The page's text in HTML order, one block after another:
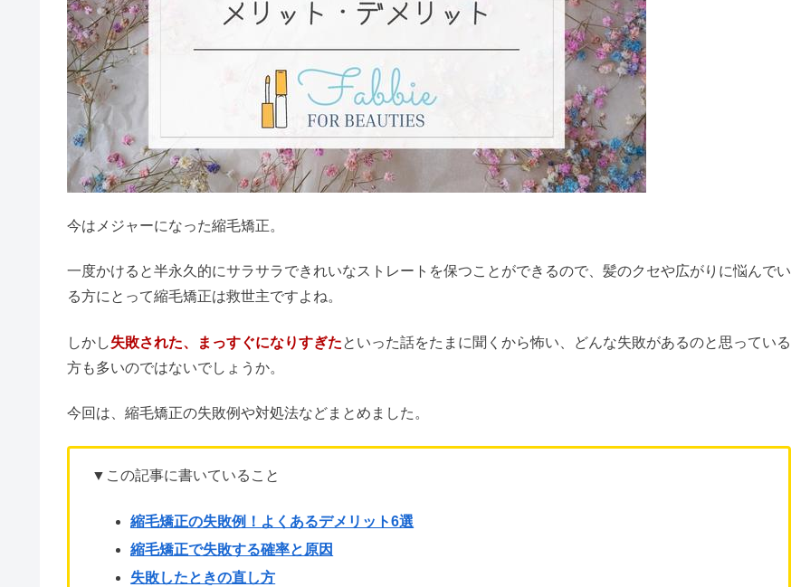
今はメジャーになった縮毛矯正。
一度かけると半永久的にサラサラできれいなストレートを保つことができるので、髪のクセや広がりに悩んでい
る方にとって縮毛矯正は救世主ですよね。
しかし失敗された、まっすぐになりすぎたといった話をたまに聞くから怖い、どんな失敗があるのと思っている
方も多いのではないでしょうか。
今回は、縮毛矯正の失敗例や対処法などまとめました。
▼この記事に書いていること
縮毛矯正の失敗例！よくあるデメリット6選
縮毛矯正で失敗する確率と原因
失敗したときの直し方